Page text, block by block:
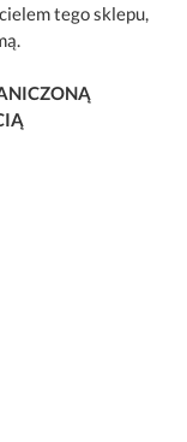
tego sklepu,